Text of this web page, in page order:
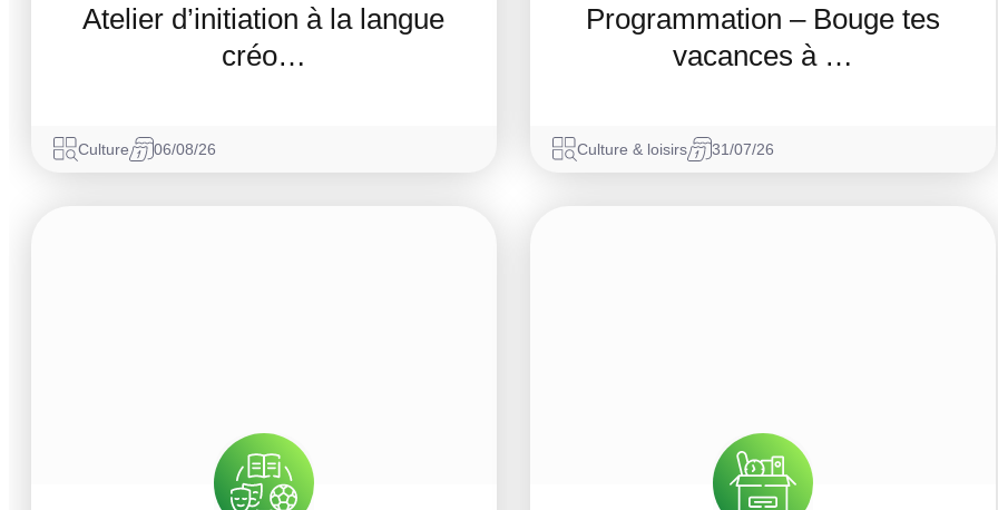
Atelier d’initiation à la langue
créo…
Culture 06/08/26
Programmation – Bouge tes
vacances à …
Culture & loisirs 31/07/26